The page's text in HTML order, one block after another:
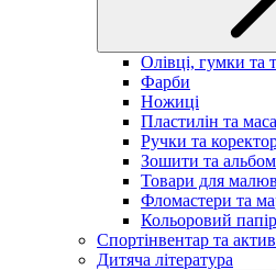
Олівці, гумки та
Фарби
Ножиці
Пластилін та
Ручки та
Зошити та
Товари для
Фломастери та
Кольоровий
Спортінвентар та
Дитяча література